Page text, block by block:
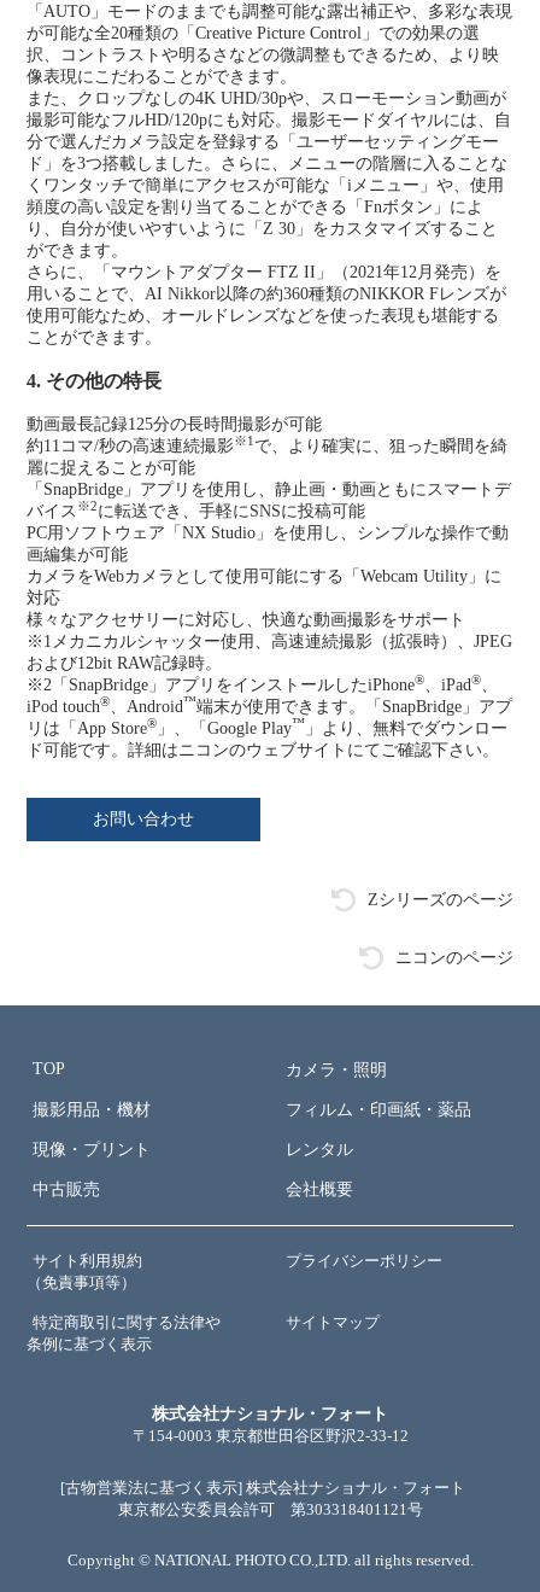
「AUTO」モードのままでも調整可能な露出補正や、多彩な表現
が可能な全20種類の「Creative Picture Control」での効果の選
択、コントラストや明るさなどの微調整もできるため、より映
像表現にこだわることができます。
また、クロップなしの4K UHD/30pや、スローモーション動画が
撮影可能なフルHD/120pにも対応。撮影モードダイヤルには、自
分で選んだカメラ設定を登録する「ユーザーセッティングモー
ド」を3つ搭載しました。さらに、メニューの階層に入ることな
くワンタッチで簡単にアクセスが可能な「iメニュー」や、使用
頻度の高い設定を割り当てることができる「Fnボタン」によ
り、自分が使いやすいように「Z 30」をカスタマイズすること
ができます。
さらに、「マウントアダプター FTZ II」（2021年12月発売）を
用いることで、AI Nikkor以降の約360種類のNIKKOR Fレンズが
使用可能なため、オールドレンズなどを使った表現も堪能する
ことができます。
4. その他の特長
動画最長記録125分の長時間撮影が可能
約11コマ/秒の高速連続撮影※1 で、より確実に、狙った瞬間を綺
麗に捉えることが可能
「SnapBridge」アプリを使用し、静止画・動画ともにスマートデ
バイス ※2に転送でき、手軽にSNSに投稿可能
PC用ソフトウェア「NX Studio」を使用し、シンプルな操作で動
画編集が可能
カメラをWebカメラとして使用可能にする「Webcam Utility」に
対応
様々なアクセサリーに対応し、快適な動画撮影をサポート
※1 メカニカルシャッター使用、高速連続撮影（拡張時）、JPEG
および12bit RAW記録時。
※2 「SnapBridge」アプリをインストールしたiPhone® 、iPad®
iPod touch® 、Android ™端末が使用できます。「SnapBridge」アプ
リは「App Store® 」、「Google Play™ 」より、無料でダウンロー
ド可能です。詳細はニコンのウェブサイトにてご確認下さい。
お問い合わせ
Zシリーズのページ
ニコンのページ
TOP カメラ・照明
撮影用品・機材 フィルム・印画紙・薬品
現像・プリント レンタル
中古販売 会社概要
サイト利用規約
（免責事項等）
プライバシーポリシー
特定商取引に関する法律や
条例に基づく表示
サイトマップ
株式会社ナショナル・フォート
〒154-0003 東京都世田谷区野沢2-33-12
[古物営業法に基づく表示] 株式会社ナショナル・フォート
東京都公安委員会許可 第303318401121号
Copyright © NATIONAL PHOTO CO.,LTD. all rights reserved.